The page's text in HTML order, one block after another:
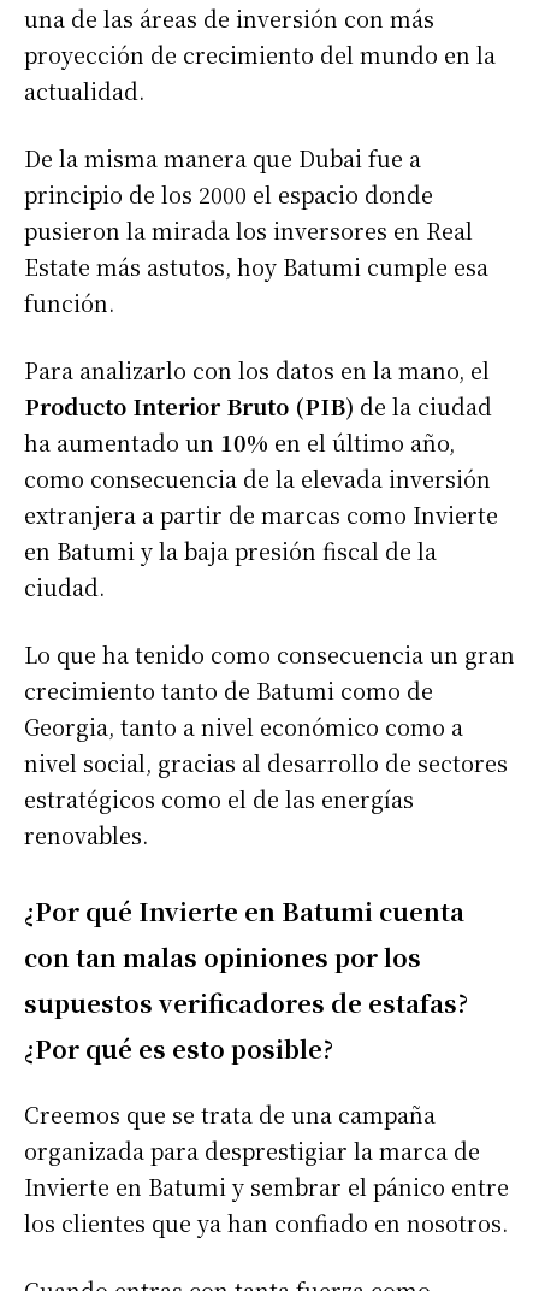
una de las áreas de inversión con más
proyección de crecimiento del mundo en la
actualidad.
De la misma manera que Dubai fue a
principio de los 2000 el espacio donde
pusieron la mirada los inversores en Real
Estate más astutos, hoy Batumi cumple esa
función.
Para analizarlo con los datos en la mano, el
Producto Interior Bruto (PIB) de la ciudad
ha aumentado un 10% en el último año,
como consecuencia de la elevada inversión
extranjera a partir de marcas como Invierte
en Batumi y la baja presión fiscal de la
ciudad.
Lo que ha tenido como consecuencia un gran
crecimiento tanto de Batumi como de
Georgia, tanto a nivel económico como a
nivel social, gracias al desarrollo de sectores
estratégicos como el de las energías
renovables.
¿Por qué Invierte en Batumi cuenta
con tan malas opiniones por los
supuestos verificadores de estafas?
¿Por qué es esto posible?
Creemos que se trata de una campaña
organizada para desprestigiar la marca de
Invierte en Batumi y sembrar el pánico entre
los clientes que ya han confiado en nosotros.